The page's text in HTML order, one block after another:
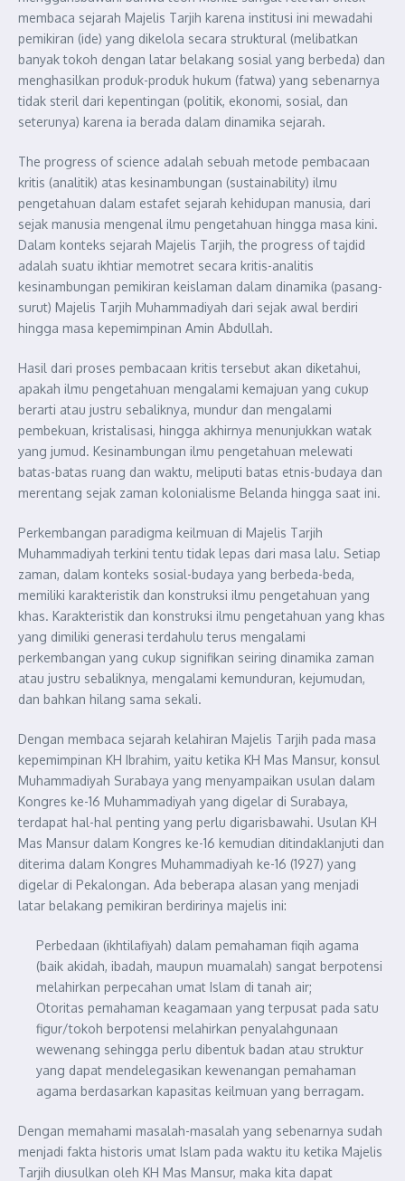
membaca sejarah Majelis Tarjih karena institusi ini mewadahi
pemikiran (ide) yang dikelola secara struktural (melibatkan
banyak tokoh dengan latar belakang sosial yang berbeda) dan
menghasilkan produk-produk hukum (fatwa) yang sebenarnya
tidak steril dari kepentingan (politik, ekonomi, sosial, dan
seterunya) karena ia berada dalam dinamika sejarah.
The progress of science adalah sebuah metode pembacaan
kritis (analitik) atas kesinambungan (sustainability) ilmu
pengetahuan dalam estafet sejarah kehidupan manusia, dari
sejak manusia mengenal ilmu pengetahuan hingga masa kini.
Dalam konteks sejarah Majelis Tarjih, the progress of tajdid
adalah suatu ikhtiar memotret secara kritis-analitis
kesinambungan pemikiran keislaman dalam dinamika (pasang-
surut) Majelis Tarjih Muhammadiyah dari sejak awal berdiri
hingga masa kepemimpinan Amin Abdullah.
Hasil dari proses pembacaan kritis tersebut akan diketahui,
apakah ilmu pengetahuan mengalami kemajuan yang cukup
berarti atau justru sebaliknya, mundur dan mengalami
pembekuan, kristalisasi, hingga akhirnya menunjukkan watak
yang jumud. Kesinambungan ilmu pengetahuan melewati
batas-batas ruang dan waktu, meliputi batas etnis-budaya dan
merentang sejak zaman kolonialisme Belanda hingga saat ini.
Perkembangan paradigma keilmuan di Majelis Tarjih
Muhammadiyah terkini tentu tidak lepas dari masa lalu. Setiap
zaman, dalam konteks sosial-budaya yang berbeda-beda,
memiliki karakteristik dan konstruksi ilmu pengetahuan yang
khas. Karakteristik dan konstruksi ilmu pengetahuan yang khas
yang dimiliki generasi terdahulu terus mengalami
perkembangan yang cukup signifikan seiring dinamika zaman
atau justru sebaliknya, mengalami kemunduran, kejumudan,
dan bahkan hilang sama sekali.
Dengan membaca sejarah kelahiran Majelis Tarjih pada masa
kepemimpinan KH Ibrahim, yaitu ketika KH Mas Mansur, konsul
Muhammadiyah Surabaya yang menyampaikan usulan dalam
Kongres ke-16 Muhammadiyah yang digelar di Surabaya,
terdapat hal-hal penting yang perlu digarisbawahi. Usulan KH
Mas Mansur dalam Kongres ke-16 kemudian ditindaklanjuti dan
diterima dalam Kongres Muhammadiyah ke-16 (1927) yang
digelar di Pekalongan. Ada beberapa alasan yang menjadi
latar belakang pemikiran berdirinya majelis ini:
Perbedaan (ikhtilafiyah) dalam pemahaman fiqih agama
(baik akidah, ibadah, maupun muamalah) sangat berpotensi
melahirkan perpecahan umat Islam di tanah air;
Otoritas pemahaman keagamaan yang terpusat pada satu
figur/tokoh berpotensi melahirkan penyalahgunaan
wewenang sehingga perlu dibentuk badan atau struktur
yang dapat mendelegasikan kewenangan pemahaman
agama berdasarkan kapasitas keilmuan yang berragam.
Dengan memahami masalah-masalah yang sebenarnya sudah
menjadi fakta historis umat Islam pada waktu itu ketika Majelis
Tarjih diusulkan oleh KH Mas Mansur, maka kita dapat